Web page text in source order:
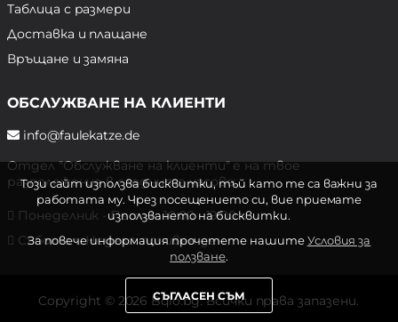
Таблица с размери
Доставка и плащане
Връщане и замяна
ОБСЛУЖВАНЕ НА КЛИЕНТИ
info@faulekatze.de
Отдел "Обслужване на клиенти" е на твое
разположение в следните часове:
Понеделник - Петък: 10:00 - 19:00 ч.
Събота и Неделя: почивен ден
Copyright © 2026 Bqlo.bg. Всички права запазени.
Този сайт използва бисквитки, тъй като те са важни за
работата му. Чрез посещението си, вие приемате
използването на бисквитки.
За повече информация прочетете нашитеУсловия за
ползване.
СЪГЛАСЕН СЪМ